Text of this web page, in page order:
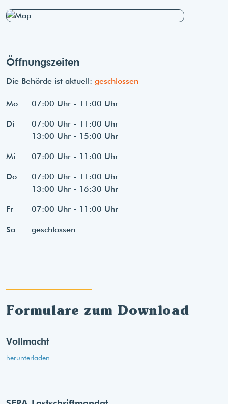
Öffnungszeiten
Die Behörde ist aktuell: geschlossen
Mo 07:00 Uhr - 11:00 Uhr
Di
07:00 Uhr - 11:00 Uhr
13:00 Uhr - 15:00 Uhr
Mi 07:00 Uhr - 11:00 Uhr
Do
07:00 Uhr - 11:00 Uhr
13:00 Uhr - 16:30 Uhr
Fr 07:00 Uhr - 11:00 Uhr
Sa geschlossen
Formulare zum Download
Vollmacht
herunterladen